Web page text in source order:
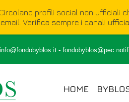
Circolano profili social non ufficiali
Verifica sempre i canali
info@fondobyblos.it -
HOME